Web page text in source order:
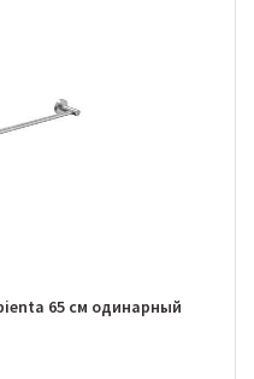
65 см одинарный